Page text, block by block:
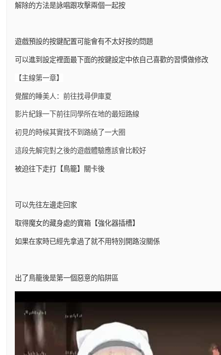
解除的方法是詠唱跟攻擊兩個一起按
遊戲預設的按鍵配置可能會有不太好按的問題
可以進到設定裡面最下面的按鍵設定中依自己喜歡的習慣做修改
【主線第一章】
覺醒的睡美人：前往找尋伊庫夏
影片紀錄一下前往同學所在地的最短路線
初見的時候其實找不到路繞了一大圈
這段先解完對之後的遊戲體驗應該會比較好
被迫往下走打【鳥籠】關卡後
可以先往左邊走回家
取得魔女的藏身處的寶箱【強化器插槽】
如果在家時已經先拿過了就不用特別開路沒關係
出了鳥籠後是第一個惡意的陷阱區